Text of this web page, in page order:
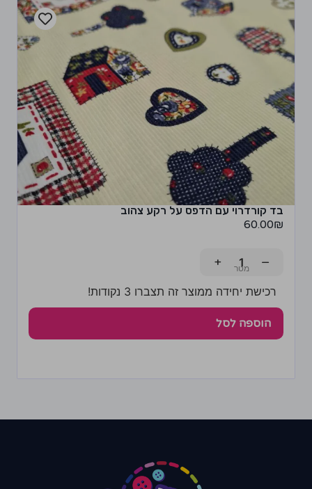
בד קורדרוי עם הדפס על רקע צהוב
60.00₪
−
+
רכישת יחידה ממוצר זה תצברו 3 נקודות!
הוספה לסל